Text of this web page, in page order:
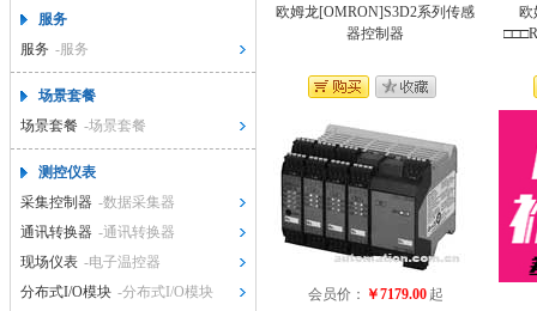
欧姆龙[OMRON]S3D2系列传感
器控制器
会员价： ￥7179.00 起
服务
服务 -服务
场景套餐
场景套餐 -场景套餐
测控仪表
采集控制器 -数据采集器
通讯转换器 -通讯转换器
现场仪表 -电子温控器
分布式I/O模块 -分布式I/O模块